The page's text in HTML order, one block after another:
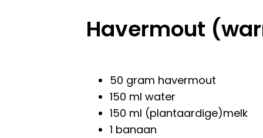
Havermout
50 gram havermout
150 ml water
150 ml (plantaardige)melk
1 banaan